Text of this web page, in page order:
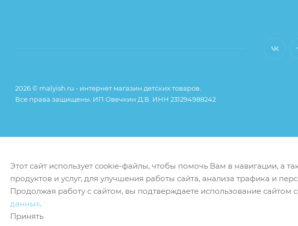
2026 © malyish.ru - интернет магазин детских товаров.
Все права защищены. ИП Овечкин Д.В. ИНН 231294988242
Этот сайт использует cookie-файлы, чтобы помочь Вам в навигации, а
продуктов и услуг, для улучшения работы сайта, анализа трафика и
Продолжая работу с сайтом, вы подтверждаете использование сайтом
данных.
Принять